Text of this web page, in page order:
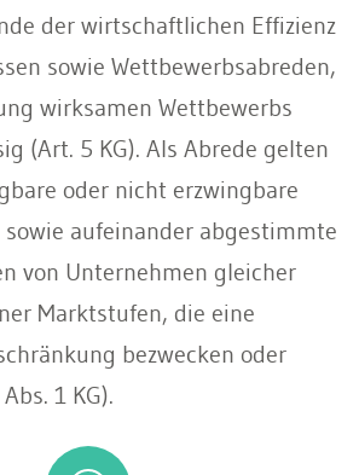
der wirtschaftlichen Effizienz
sowie Wettbewerbsabreden,
wirksamen Wettbewerbs
(Art. 5 KG). Als Abrede gelten
oder nicht erzwingbare
aufeinander abgestimmte
von Unternehmen gleicher
Marktstufen, die eine
bezwecken oder
1 KG).